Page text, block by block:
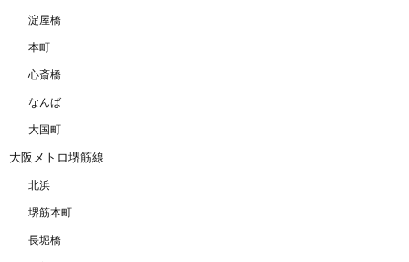
淀屋橋
本町
心斎橋
なんば
大国町
大阪メトロ堺筋線
北浜
堺筋本町
長堀橋